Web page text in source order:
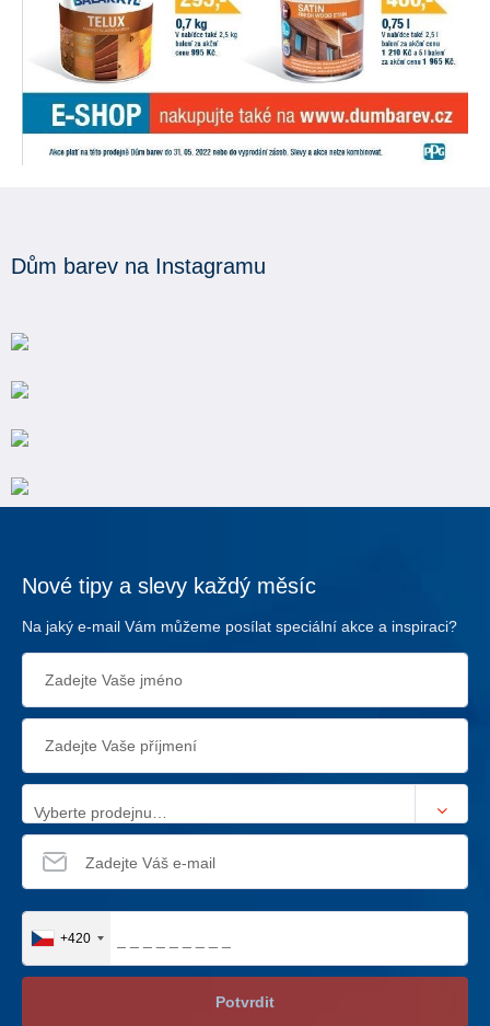
Dům barev na Instagramu
Nové tipy a slevy každý měsíc
Na jaký e-mail Vám můžeme posílat speciální akce a inspiraci?
Vyberte prodejnu…
+420
Potvrdit